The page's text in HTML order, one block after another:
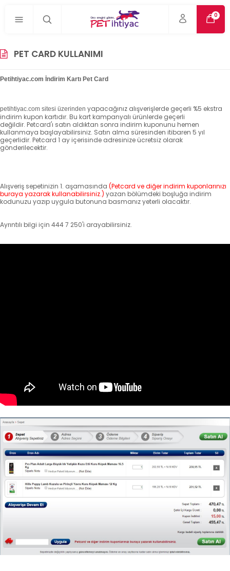
0
PET CARD KULLANIMI
Petihtiyac.com İndirim Kartı Pet Card
petihtiyac.com sitesi üzerinden yapacağınız alışverişlerde geçerli %5 ekstra
indirim kupon kartıdır. Bu kart kampanyalı ürünlerde geçerli
değildir. Petcard'ı satın aldıktan sonra indirim kuponunu hemen
kullanmaya başlayabilirsiniz. Satın alma süresinden itibaren 5 yıl
geçerlidir. Petcard 1 ay içerisinde adresinize ücretsiz olarak
gönderilecektir.
Alışveriş sepetinizin 1. aşamasında (Petcard ve diğer indirim kuponlarınızı
buraya yazarak kullanabilirsiniz.) yazan bölümdeki boşluğa indirim
kodunuzu yazıp uygula butonuna basmanız yeterli olacaktır.
Ayrıntılı bilgi için 444 7 250'i arayabilirsiniz.